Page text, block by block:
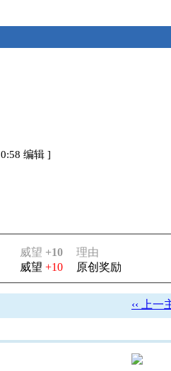
编辑 ]
威望 +10
理由
威望 +10 原创奖励
‹‹ 上一